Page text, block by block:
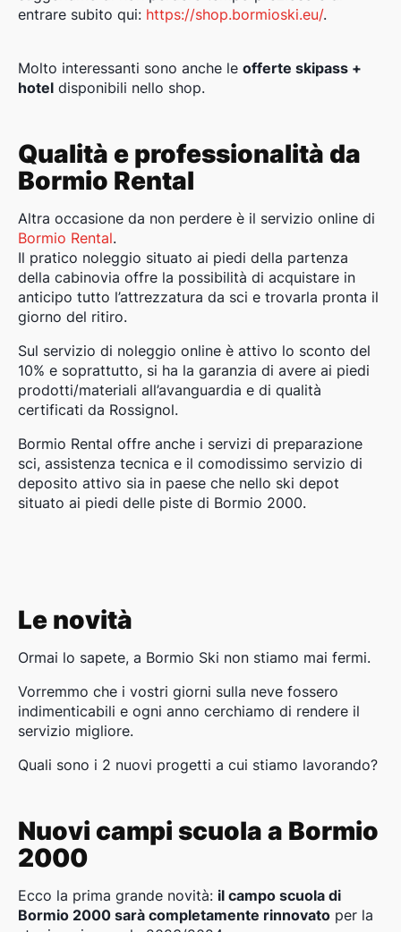
entrare subito qui: https://shop.bormioski.eu/.
Molto interessanti sono anche le offerte skipass +
hotel disponibili nello shop.
Qualità e professionalità da
Bormio Rental
Altra occasione da non perdere è il servizio online di
Bormio Rental.
Il pratico noleggio situato ai piedi della partenza
della cabinovia offre la possibilità di acquistare in
anticipo tutto l’attrezzatura da sci e trovarla pronta il
giorno del ritiro.
Sul servizio di noleggio online è attivo lo sconto del
10% e soprattutto, si ha la garanzia di avere ai piedi
prodotti/materiali all’avanguardia e di qualità
certificati da Rossignol.
Bormio Rental offre anche i servizi di preparazione
sci, assistenza tecnica e il comodissimo servizio di
deposito attivo sia in paese che nello ski depot
situato ai piedi delle piste di Bormio 2000.
Le novità
Ormai lo sapete, a Bormio Ski non stiamo mai fermi.
Vorremmo che i vostri giorni sulla neve fossero
indimenticabili e ogni anno cerchiamo di rendere il
servizio migliore.
Quali sono i 2 nuovi progetti a cui stiamo lavorando?
Nuovi campi scuola a Bormio
2000
Ecco la prima grande novità: il campo scuola di
Bormio 2000 sarà completamente rinnovato per la